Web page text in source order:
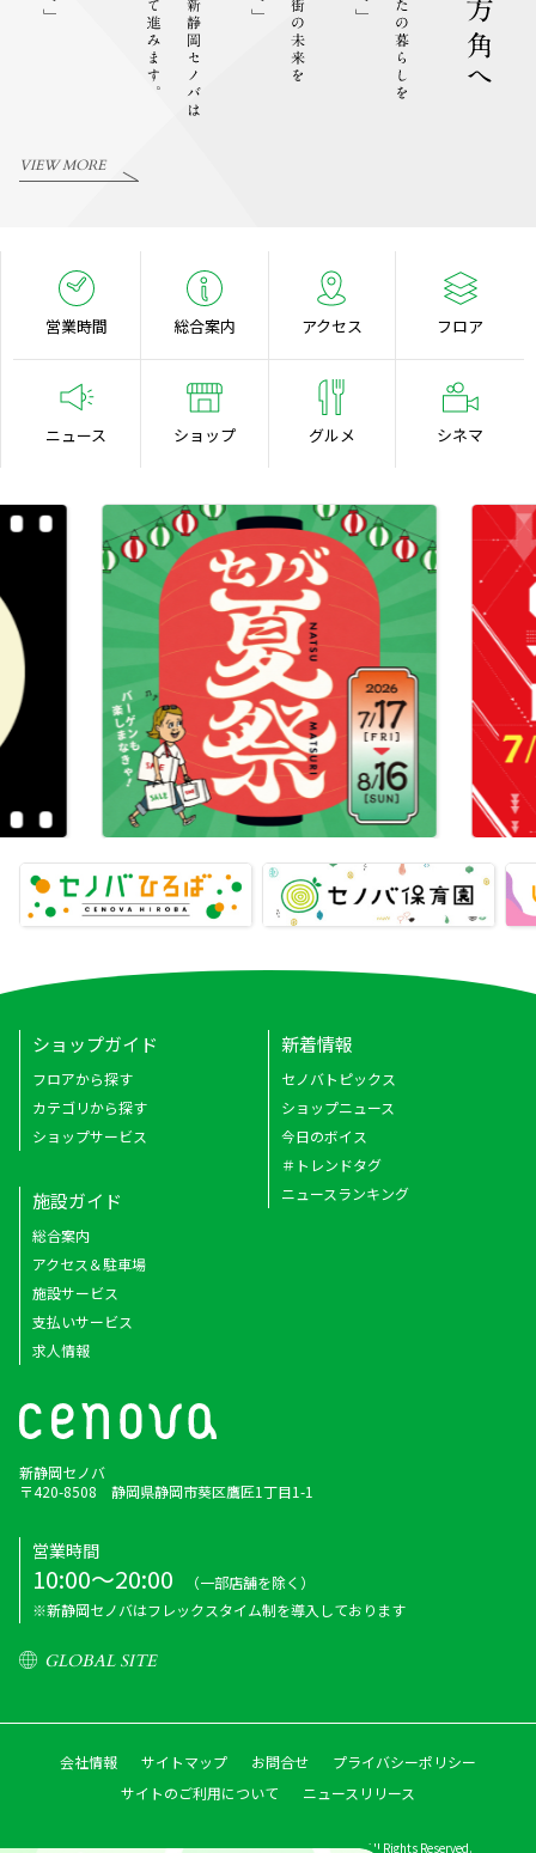
VIEW MORE
営業時間 総合案内 アクセス フロア
ニュース ショップ グルメ シネマ
ショップガイド
フロアから探す
カテゴリから探す
ショップサービス
新着情報
セノバトピックス
ショップニュース
今日のボイス
＃トレンドタグ
ニュースランキング
施設ガイド
総合案内
アクセス＆駐車場
施設サービス
支払いサービス
求人情報
新静岡セノバ
〒420-8508 静岡県静岡市葵区鷹匠1丁目1-1
営業時間
10:00～20:00
（一部店舗を除く）
※新静岡セノバはフレックスタイム制を導入しております
GLOBAL SITE
会社情報 サイトマップ お問合せ
プライバシーポリシー
サイトのご利用について
ニュースリリース
Copyright © Shizutetsu Property Management Co.,ltd. All Rights Reserved.